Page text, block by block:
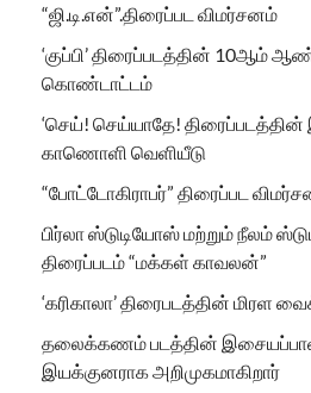
“ஜி.டி.என்”.திரைப்பட விமர்சனம்
‘குப்பி’ திரைப்படத்தின் 10ஆம்
கொண்டாட்டம்
‘செய்! செய்யாதே!
காணொளி வெளியீடு
“போட்டோகிராபர்” திரைப்பட
பிர்லா ஸ்டுடியோஸ் மற்றும் நீலம்
திரைப்படம் “மக்கள் காவலன்”
‘கரிகாலா’ திரைபடத்தின் மிரள
தலைக்கணம் படத்தின்
இயக்குனராக அறிமுகமாகிறார்